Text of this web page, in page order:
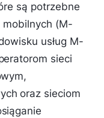
są potrzebne
mobilnych (M-
usług M-
sieci
oraz sieciom